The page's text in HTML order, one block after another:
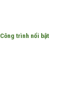
Công trình nổi bật